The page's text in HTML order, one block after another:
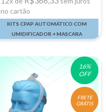
no cartão
KITS CPAP AUTOMÁTICO COM
UMIDIFICADOR + MASCARA
16%
OFF
FRETE
GRÁTIS